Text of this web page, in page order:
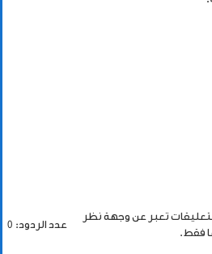
تعبر عن وجهة نظر
فقط.
عدد الردود: 0